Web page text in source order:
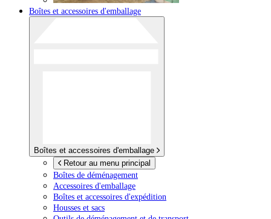
Boîtes et accessoires d'emballage
Boîtes et accessoires d'emballage
Retour au menu principal
Boîtes de déménagement
Accessoires d'emballage
Boîtes et accessoires d'expédition
Housses et sacs